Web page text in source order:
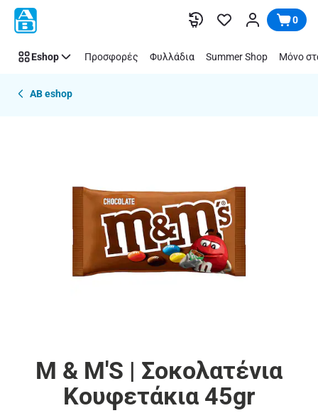
Παράλειψη 0
Eshop Προσφορές Φυλλάδια Summer Shop Μόνο
AB eshop
M & M'S | Σοκολατένια
Κουφετάκια 45gr